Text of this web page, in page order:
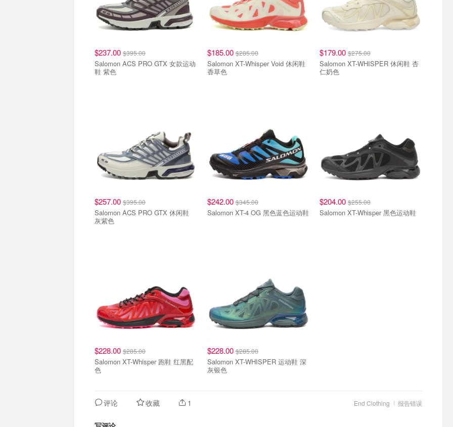
$237.00 $395.00
Salomon ACS PRO GTX 女款运动
鞋 紫色
$185.00$285.00
Salomon XT-Whisper Void 休闲鞋
香草色
$179.00 $275.00
Salomon XT-WHISPER 休闲鞋 杏
仁奶色
$257.00 $395.00
Salomon ACS PRO GTX 休闲鞋
灰紫色
$242.00$345.00
Salomon XT-4 OG 黑色蓝色运动鞋
$204.00 $255.00
Salomon XT-Whisper 黑色运动鞋
$228.00 $285.00
Salomon XT-Whisper 跑鞋 红黑配
色
$228.00$285.00
Salomon XT-WHISPER 运动鞋 深
灰银色
报告错误
End Clothing
评论 收藏 1